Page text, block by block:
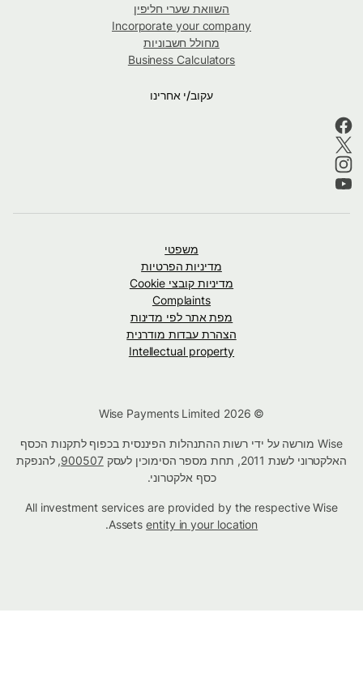
השוואת שערי חליפין
Incorporate your company
מחולל חשבוניות
Business Calculators
עקוב/י אחרינו
משפטי
מדיניות הפרטיות
מדיניות קובצי Cookie
Complaints
מפת אתר לפי מדינות
הצהרת עבדות מודרנית
Intellectual property
Wise מורשה על ידי רשות ההתנהלות הפיננסית בכפוף לתקנות הכסף
האלקטרוני לשנת 2011, תחת מספר הסימוכין לעסק
900507, להנפקת
כסף אלקטרוני.
All investment services are provided by the respective Wise
Assetsentity in your location
.